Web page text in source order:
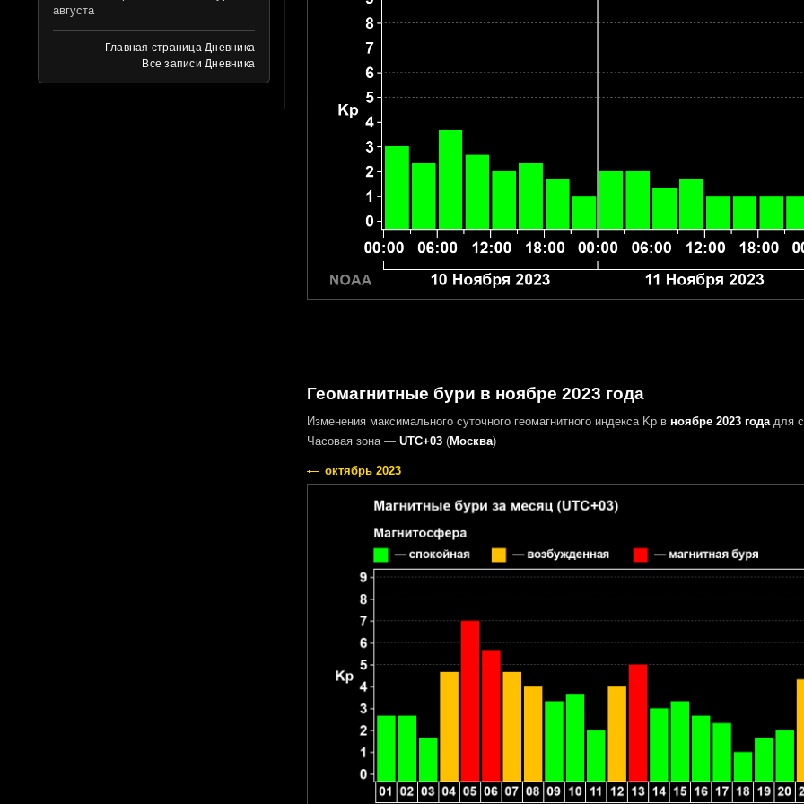
августа
Главная страница Дневника
Все записи Дневника
Геомагнитные бури в ноябре 2023 года
Изменения максимального суточного геомагнитного индекса Kp в ноябре 2023 годадля
Часовая зона — UTC+03(Москва)
октябрь 2023